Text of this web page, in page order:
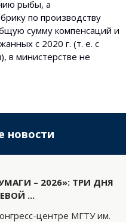
рыбы, а
по производству
сумму компенсаций и
с 2020 г. (т. е. с
в министерстве не
новости
– 2026»: ТРИ ДНЯ
...
центре МГТУ им.